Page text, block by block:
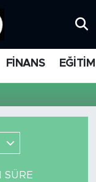
FİNANS EĞİTİM
SÜRE